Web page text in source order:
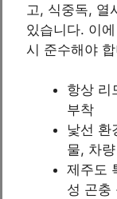
고, 식중독, 열
있습니다. 이
시 준수해야
항상 리
부착
낯선 환
물, 차
제주도
성 곤충